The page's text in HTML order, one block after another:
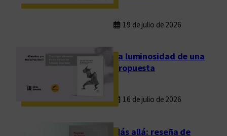
19 de julio de 2026
La luminosidad de una
propuesta
16 de julio de 2026
Más allá: reseña de